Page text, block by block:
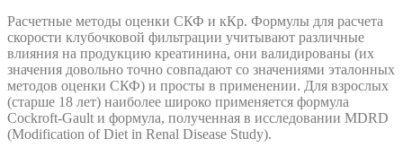
Расчетные методы оценки СКФ и кКр. Формулы для расчета
скорости клубочковой фильтрации учитывают различные
влияния на продукцию креатинина, они валидированы (их
значения довольно точно совпадают со значениями эталонных
методов оценки СКФ) и просты в применении. Для взрослых
(старше 18 лет) наиболее широко применяется формула
Cockroft-Gault и формула, полученная в исследовании MDRD
(Modification of Diet in Renal Disease Study).